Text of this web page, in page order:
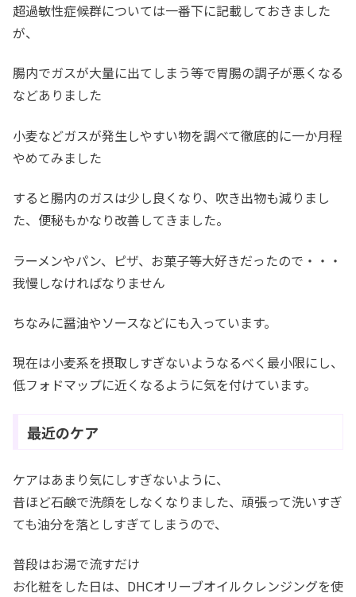
超過敏性症候群については一番下に記載しておきました
が、
腸内でガスが大量に出てしまう等で胃腸の調子が悪くなる
などありました
小麦などガスが発生しやすい物を調べて徹底的に一か月程
やめてみました
すると腸内のガスは少し良くなり、吹き出物も減りまし
た、便秘もかなり改善してきました。
ラーメンやパン、ピザ、お菓子等大好きだったので・・・
我慢しなければなりません
ちなみに醤油やソースなどにも入っています。
現在は小麦系を摂取しすぎないようなるべく最小限にし、
低フォドマップに近くなるように気を付けています。
最近のケア
ケアはあまり気にしすぎないように、
昔ほど石鹸で洗顔をしなくなりました、頑張って洗いすぎ
ても油分を落としすぎてしまうので、
普段はお湯で流すだけ
お化粧をした日は、DHCオリーブオイルクレンジングを使